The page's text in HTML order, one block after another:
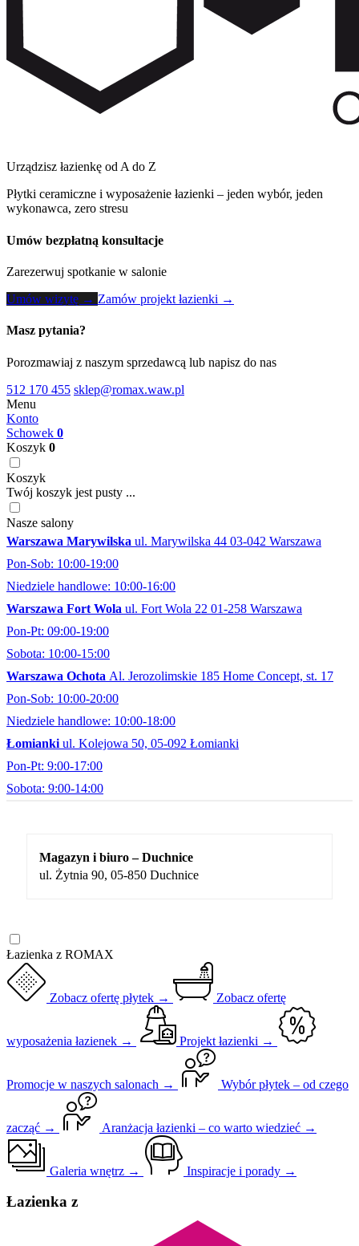
Urządzisz łazienkę od A do Z
Płytki ceramiczne i wyposażenie łazienki – jeden wybór, jeden
wykonawca, zero stresu
Umów bezpłatną konsultacje
Zarezerwuj spotkanie w salonie
Umów wizytę → Zamów projekt łazienki →
Masz pytania?
Porozmawiaj z naszym sprzedawcą lub napisz do nas
512 170 455 sklep@romax.waw.pl
Menu
Konto
Schowek 0
Koszyk 0
Koszyk
Twój koszyk jest pusty ...
Nasze salony
Warszawa Marywilska ul. Marywilska 44 03-042 Warszawa
Pon-Sob: 10:00-19:00
Niedziele handlowe: 10:00-16:00
Warszawa Fort Wola ul. Fort Wola 22 01-258 Warszawa
Pon-Pt: 09:00-19:00
Sobota: 10:00-15:00
Warszawa Ochota Al. Jerozolimskie 185 Home Concept, st. 17
Pon-Sob: 10:00-20:00
Niedziele handlowe: 10:00-18:00
Łomianki ul. Kolejowa 50, 05-092 Łomianki
Pon-Pt: 9:00-17:00
Sobota: 9:00-14:00
Magazyn i biuro – Duchnice
ul. Żytnia 90, 05-850 Duchnice
Łazienka z ROMAX
Zobacz ofertę płytek → Zobacz ofertę
wyposażenia łazienek → Projekt łazienki →
Promocje w naszych salonach → Wybór płytek – od czego
zacząć → Aranżacja łazienki – co warto wiedzieć →
Galeria wnętrz → Inspiracje i porady →
Łazienka z